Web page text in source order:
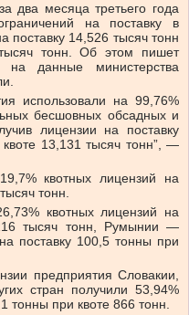
два месяца третьего года
на поставку в
поставку 14,526 тысяч тонн
тонн. Об этом пишет
данные министерства
использовали на 99,76%
бесшовных обсадных и
лицензии на поставку
13,131 тысяч тонн”, —
квотных лицензий на
тонн.
квотных лицензий на
тысяч тонн, Румынии —
поставку 100,5 тонны при
предприятия Словакии,
стран получили 53,94%
тонны при квоте 866 тонн.